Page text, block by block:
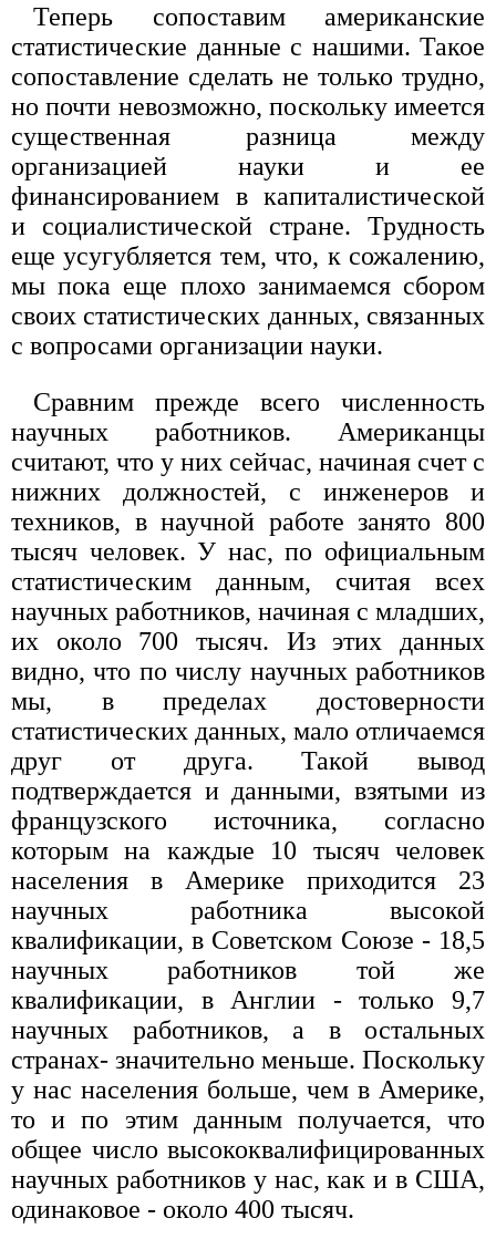
Теперь сопоставим американские
статистические данные с нашими. Такое
сопоставление сделать не только трудно,
но почти невозможно, поскольку имеется
существенная разница между
организацией науки и ее
финансированием в капиталистической
и социалистической стране. Трудность
еще усугубляется тем, что, к сожалению,
мы пока еще плохо занимаемся сбором
своих статистических данных, связанных
с вопросами организации науки.
Сравним прежде всего численность
научных работников. Американцы
считают, что у них сейчас, начиная счет с
нижних должностей, с инженеров и
техников, в научной работе занято 800
тысяч человек. У нас, по официальным
статистическим данным, считая всех
научных работников, начиная с младших,
их около 700 тысяч. Из этих данных
видно, что по числу научных работников
мы, в пределах достоверности
статистических данных, мало отличаемся
друг от друга. Такой вывод
подтверждается и данными, взятыми из
французского источника, согласно
которым на каждые 10 тысяч человек
населения в Америке приходится 23
научных работника высокой
квалификации, в Советском Союзе - 18,5
научных работников той же
квалификации, в Англии - только 9,7
научных работников, а в остальных
странах- значительно меньше. Поскольку
у нас населения больше, чем в Америке,
то и по этим данным получается, что
общее число высококвалифицированных
научных работников у нас, как и в США,
одинаковое - около 400 тысяч.